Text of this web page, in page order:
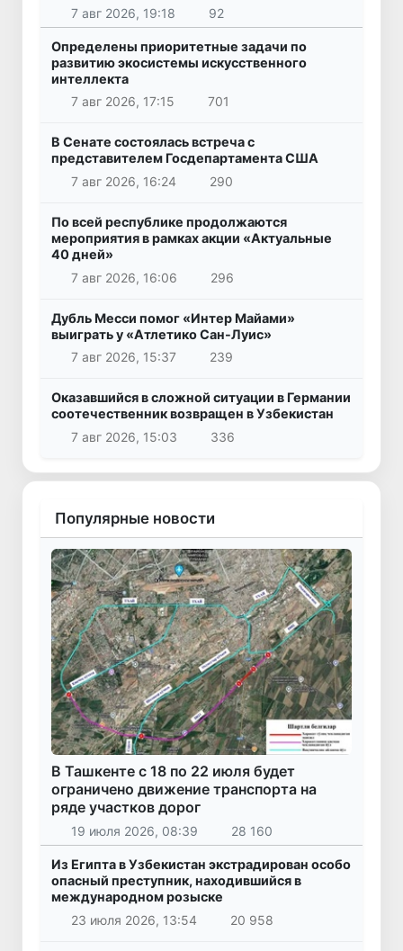
7 авг 2026, 19:18 92
Определены приоритетные задачи по
развитию экосистемы искусственного
интеллекта
7 авг 2026, 17:15
701
В Сенате состоялась встреча с
представителем Госдепартамента США
7 авг 2026, 16:24
290
По всей республике продолжаются
мероприятия в рамках акции «Актуальные
40 дней»
7 авг 2026, 16:06
296
Дубль Месси помог «Интер Майами»
выиграть у «Атлетико Сан-Луис»
7 авг 2026, 15:37
239
Оказавшийся в сложной ситуации в Германии
соотечественник возвращен в Узбекистан
7 авг 2026, 15:03
336
Популярные новости
В Ташкенте с 18 по 22 июля будет
ограничено движение транспорта на
ряде участков дорог
19 июля 2026, 08:39 28 160
Из Египта в Узбекистан экстрадирован особо
опасный преступник, находившийся в
международном розыске
23 июля 2026, 13:54
20 958